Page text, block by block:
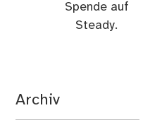
Spende auf
Steady.
Archiv